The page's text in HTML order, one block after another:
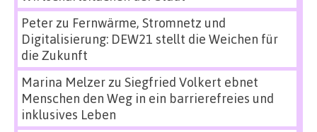
Peterzu Fernwärme, Stromnetz und
Digitalisierung: DEW21 stellt die Weichen für
die Zukunft
Marina Melzerzu Siegfried Volkert ebnet
Menschen den Weg in ein barrierefreies und
inklusives Leben